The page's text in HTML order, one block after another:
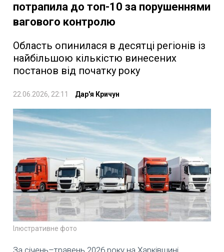
потрапила до топ-10 за порушеннями
вагового контролю
Область опинилася в десятці регіонів із
найбільшою кількістю винесених
постанов від початку року
22.06.2026, 22:11 Дар'я Кричун
Ілюстративне фото
За січень–травень 2026 року на Харківщині